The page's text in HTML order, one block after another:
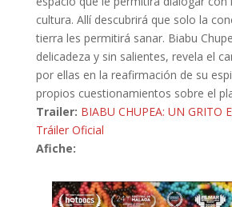
cultura. Allí descubrirá que solo la
tierra les permitirá sanar. Biabu
delicadeza y sin salientes, revela el
por ellas en la reafirmación de su
propios cuestionamientos sobre el
Trailer: BIABU CHUPEA: UN GRITO
Tráiler Oficial
Afiche: